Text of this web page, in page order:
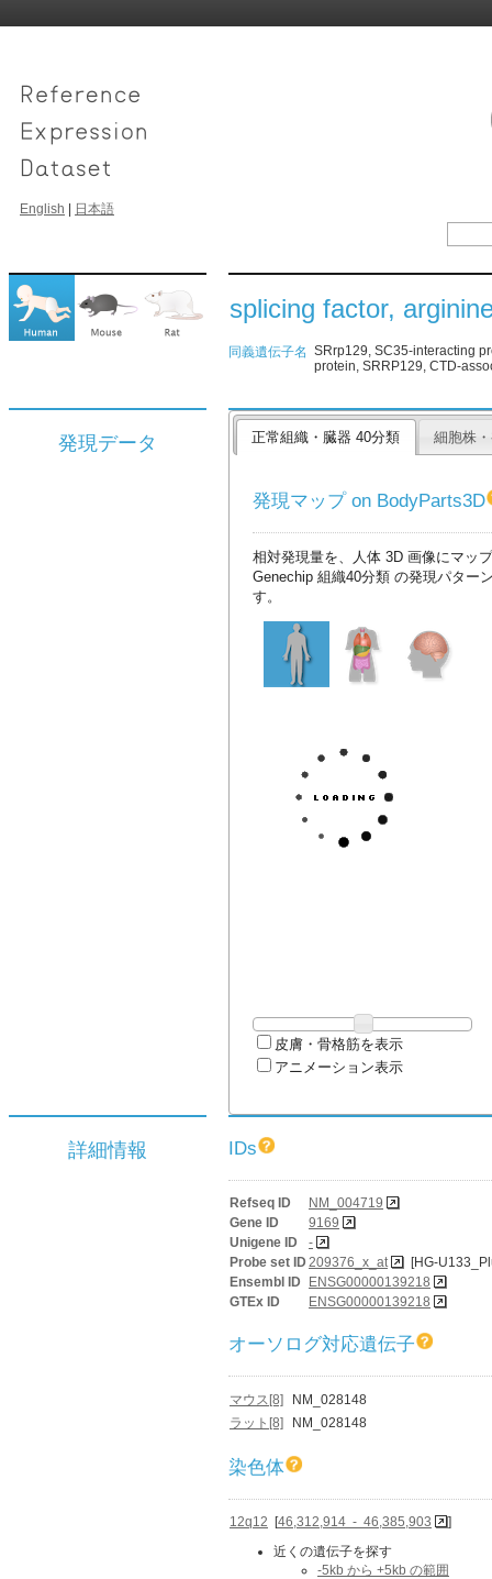
English 日本語
splicing factor,
同義遺伝子名 SRrp129, SC35-interacting
protein, SRRP129, CTD-
発現データ 正常組織・臓器 40分類 細胞株
発現マップ on BodyParts3D
相対発現量を、人体 3D 画像にマッ
Genechip 組織40分類 の発現パター
す。
皮膚・骨格筋を表示
アニメーション表示
詳細情報 IDs
Refseq ID
NM_004719
Gene ID
9169
Unigene ID
-
Probe set ID 209376_x_at
[HG-
Ensembl ID
ENSG00000139218
GTEx ID
ENSG00000139218
オーソログ対応遺伝子
マウス[8]
NM_028148
ラット[8]
NM_028148
染色体
12q12 [46,312,914 - 46,385,903
]
近くの遺伝子を探す
-5kb から +5kb の範囲